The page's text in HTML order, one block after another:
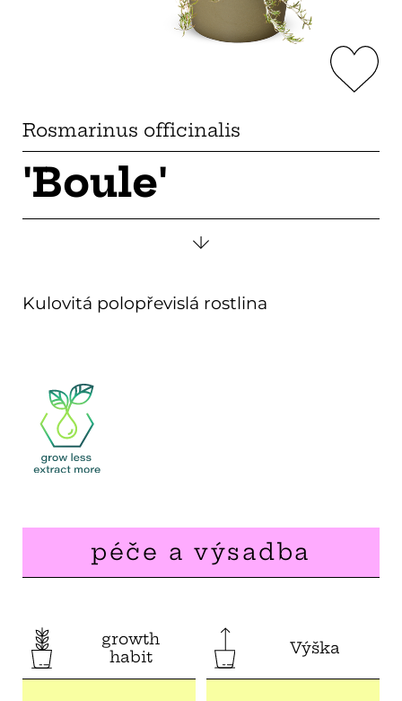
Rosmarinus officinalis
'Boule'
Kulovitá polopřevislá rostlina
péče a výsadba
growth
habit
Výška